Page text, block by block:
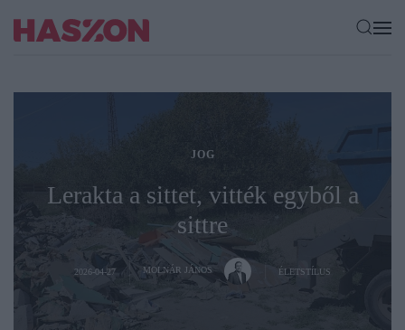
JOG
Lerakta a sittet, vitték egyből a
sittre
2026-04-27 MOLNÁR JÁNOS ÉLETSTÍLUS